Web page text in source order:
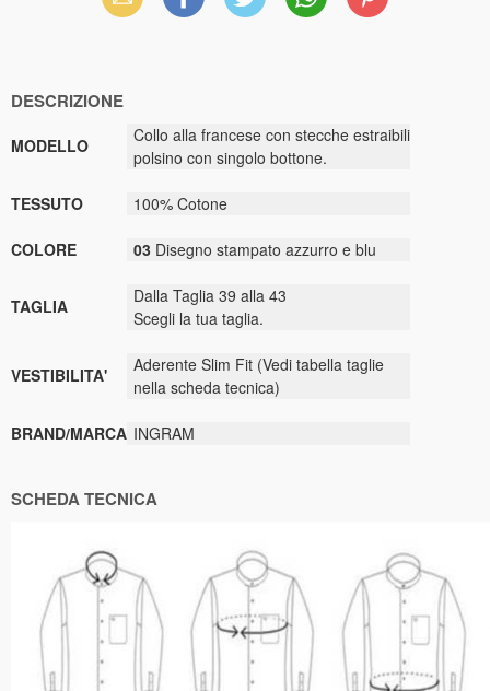
DESCRIZIONE
MODELLO
Collo alla francese con stecche estraibili
polsino con singolo bottone.
TESSUTO 100% Cotone
COLORE 03 Disegno stampato azzurro e blu
TAGLIA
Dalla Taglia 39 alla 43
Scegli la tua taglia.
VESTIBILITA'
Aderente Slim Fit (Vedi tabella taglie
nella scheda tecnica)
BRAND/MARCA INGRAM
SCHEDA TECNICA